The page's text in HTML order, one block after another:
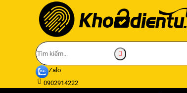
Zalo
0902914222